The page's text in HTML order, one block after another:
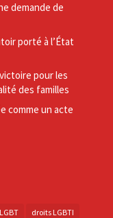
demande de
porté à l’État
pour les
des familles
comme un acte
droits LGBTI